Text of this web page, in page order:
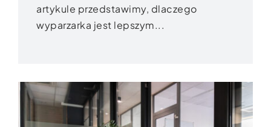
artykule przedstawimy, dlaczego
wyparzarka jest lepszym...